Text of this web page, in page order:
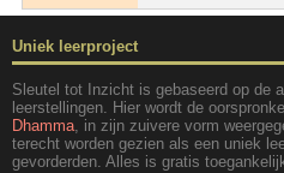
Uniek leerproject
Sleutel tot Inzicht is gebaseerd op de
leerstellingen. Hier wordt de
Dhamma , in zijn zuivere vorm
terecht worden gezien als een uniek
gevorderden. Alles is gratis